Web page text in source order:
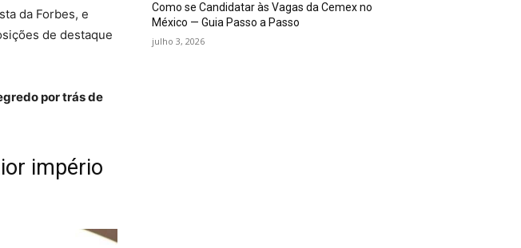
da Forbes, e
de destaque
por trás de
império
Como se Candidatar às Vagas da Cemex no
México — Guia Passo a Passo
julho 3, 2026